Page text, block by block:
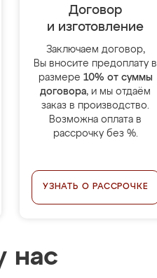
Договор
и изготовление
Заключаем договор,
Вы вносите предоплату в
размере 10% от суммы
договора, и мы отдаём
заказ в производство.
Возможна оплата в
рассрочку без %.
УЗНАТЬ О РАССРОЧКЕ
нас